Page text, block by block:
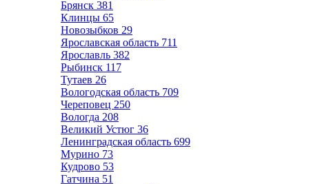
Брянск 381
Клинцы 65
Новозыбков 29
Ярославская область 711
Ярославль 382
Рыбинск 117
Тутаев 26
Вологодская область 709
Череповец 250
Вологда 208
Великий Устюг 36
Ленинградская область 699
Мурино 73
Кудрово 53
Гатчина 51